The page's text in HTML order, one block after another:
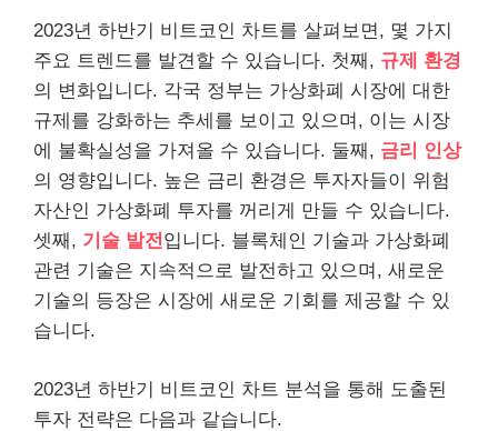
2023년 하반기 비트코인 차트를 살펴보면, 몇 가지
주요 트렌드를 발견할 수 있습니다. 첫째, 규제 환경
의 변화입니다. 각국 정부는 가상화폐 시장에 대한
규제를 강화하는 추세를 보이고 있으며, 이는 시장
에 불확실성을 가져올 수 있습니다. 둘째, 금리 인상
의 영향입니다. 높은 금리 환경은 투자자들이 위험
자산인 가상화폐 투자를 꺼리게 만들 수 있습니다.
셋째, 기술 발전입니다. 블록체인 기술과 가상화폐
관련 기술은 지속적으로 발전하고 있으며, 새로운
기술의 등장은 시장에 새로운 기회를 제공할 수 있
습니다.
2023년 하반기 비트코인 차트 분석을 통해 도출된
투자 전략은 다음과 같습니다.